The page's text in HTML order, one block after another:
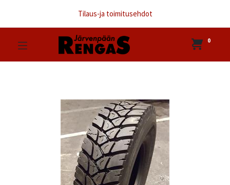
Tilaus-ja toimitusehdot
0